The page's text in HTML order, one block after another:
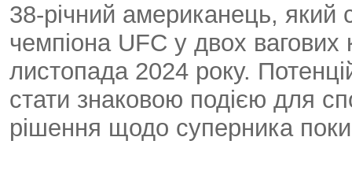
38-річний американець, який
чемпіона UFC у двох вагових
листопада 2024 року.
стати знаковою подією для
рішення щодо суперника